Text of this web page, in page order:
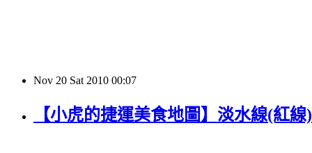
Nov 20 Sat 2010 00:07
【小虎的捷運美食地圖】淡水線(紅